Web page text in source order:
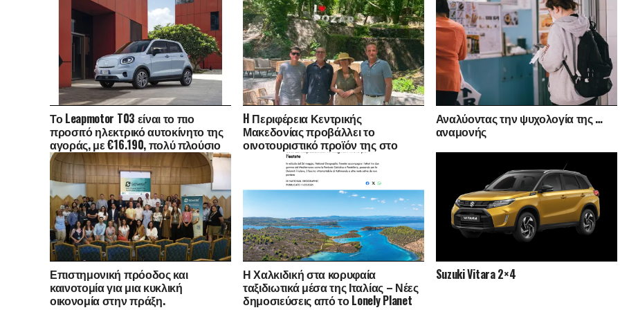
Το Leapmotor T03 είναι το πιο
προσιτό ηλεκτρικό αυτοκίνητο της
αγοράς, με €16.190, πολύ πλούσιο
εξοπλισμό και δωρεάν επιλογή
χρώματος
H Περιφέρεια Κεντρικής
Μακεδονίας προβάλλει το
οινοτουριστικό προϊόν της στο
Ηνωμένο Βασίλειο και την
Αυστραλία -Ταξίδι εξοικείωσης
εκπροσώπων της οινικής
δημοσιογραφίας
Αναλύοντας την ψυχολογία της …
αναμονής
Επιστημονική πρόοδος και
καινοτομία για μια κυκλική
οικονομία στην πράξη.
Η Χαλκιδική στα κορυφαία
ταξιδιωτικά μέσα της Ιταλίας – Νέες
δημοσιεύσεις από το Lonely Planet
Suzuki Vitara 2×4